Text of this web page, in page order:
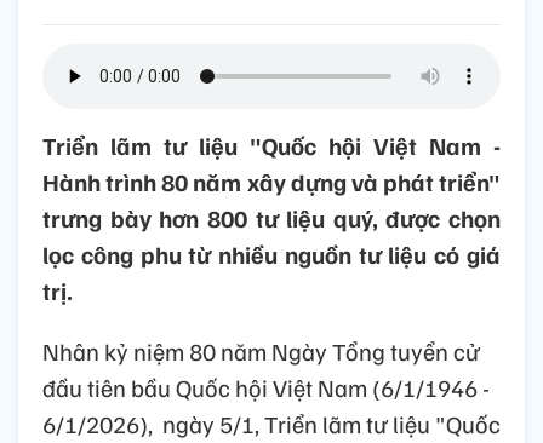
Triển lãm tư liệu "Quốc hội Việt Nam -
Hành trình 80 năm xây dựng và phát triển"
trưng bày hơn 800 tư liệu quý, được chọn
lọc công phu từ nhiều nguồn tư liệu có giá
trị.
Nhân kỷ niệm 80 năm Ngày Tổng tuyển cử
đầu tiên bầu Quốc hội Việt Nam (6/1/1946 -
6/1/2026), ngày 5/1, Triển lãm tư liệu "Quốc